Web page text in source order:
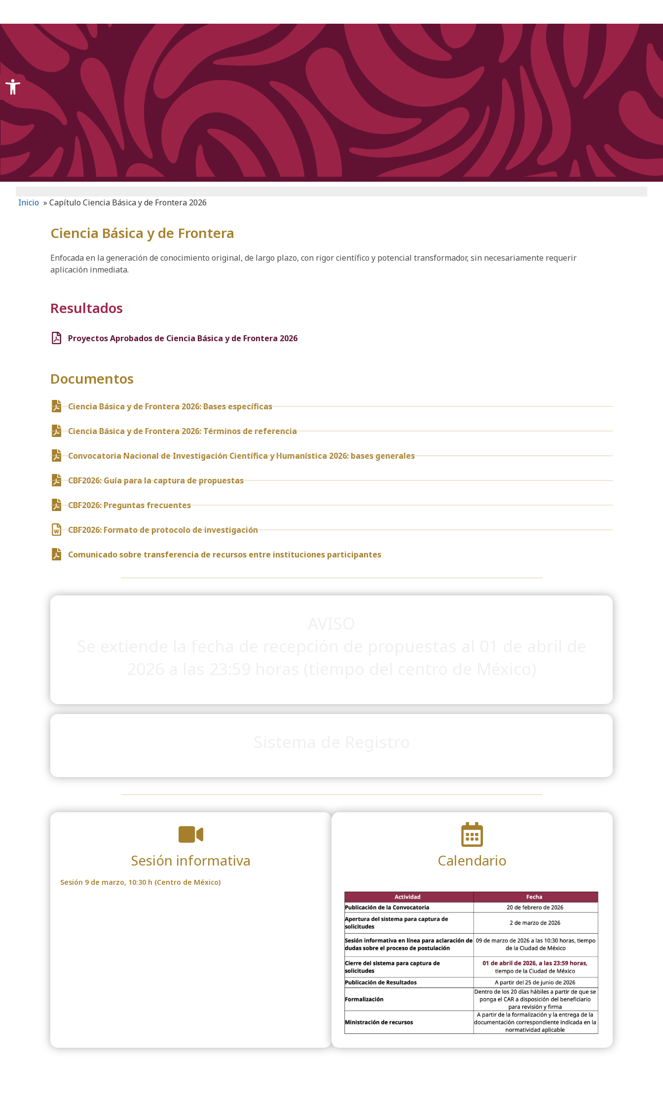
Inicio » Capítulo Ciencia Básica y de Frontera 2026
Ciencia Básica y de Frontera
Enfocada en la generación de conocimiento original, de largo plazo, con rigor científico y potencial transformador, sin necesariamente requerir
aplicación inmediata.
Resultados
Proyectos Aprobados de Ciencia Básica y de Frontera 2026
Documentos
Ciencia Básica y de Frontera 2026: Bases específicas
Ciencia Básica y de Frontera 2026: Términos de referencia
Convocatoria Nacional de Investigación Científica y Humanística 2026: bases generales
CBF2026: Guía para la captura de propuestas
CBF2026: Preguntas frecuentes
CBF2026: Formato de protocolo de investigación
Comunicado sobre transferencia de recursos entre instituciones participantes
Sesión informativa
Sesión 9 de marzo, 10:30 h (Centro de México)
Calendario
Open toolbar